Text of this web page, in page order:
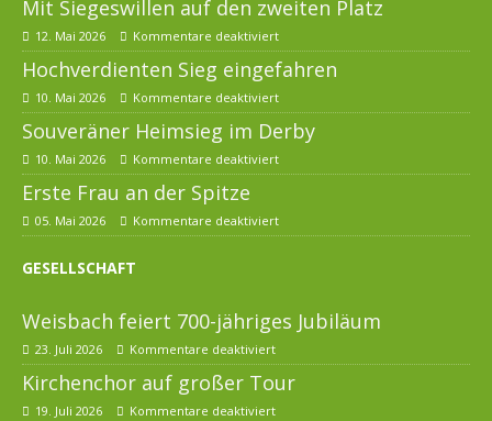
Mit Siegeswillen auf den zweiten Platz
12. Mai 2026 Kommentare deaktiviert
Hochverdienten Sieg eingefahren
10. Mai 2026 Kommentare deaktiviert
Souveräner Heimsieg im Derby
10. Mai 2026 Kommentare deaktiviert
Erste Frau an der Spitze
05. Mai 2026 Kommentare deaktiviert
GESELLSCHAFT
Weisbach feiert 700-jähriges Jubiläum
23. Juli 2026 Kommentare deaktiviert
Kirchenchor auf großer Tour
19. Juli 2026 Kommentare deaktiviert